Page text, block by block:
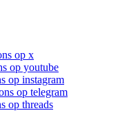
op x
op youtube
op instagram
op telegram
op threads